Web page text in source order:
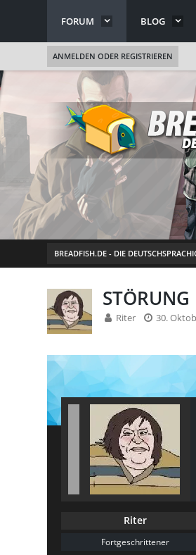
FORUM BLOG
ANMELDEN ODER REGISTRIEREN
BREADFISH.DE - DIE
STÖRUNG
Riter 30.
Riter
Fortgeschrittener